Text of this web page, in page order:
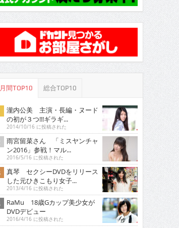
月間TOP10 総合TOP10
瀧内公美 主演・長編・ヌード
の初が３つ!!!ギラギ...
2014/10/16 に投稿された
雨宮留菜さん 「ミスヤンチャ
ン2016」参戦！マル...
2016/5/16 に投稿された
真琴 セクシーDVDをリリース
した元ひきこもり女子...
2013/4/16 に投稿された
RaMu 18歳Gカップ美少女が
DVDデビュー
2016/4/16 に投稿された